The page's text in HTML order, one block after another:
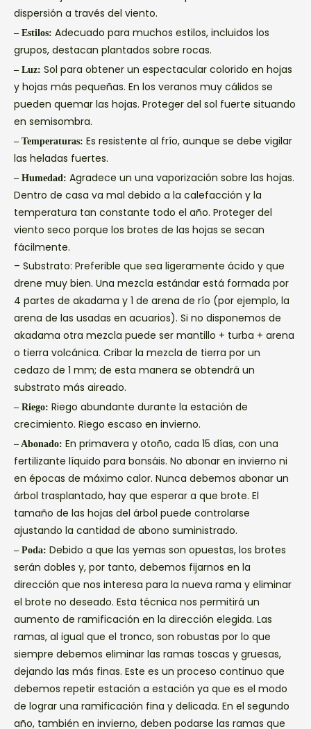
dispersión a través del viento.
– Estilos: Adecuado para muchos estilos, incluidos los
grupos, destacan plantados sobre rocas.
– Luz: Sol para obtener un espectacular colorido en hojas
y hojas más pequeñas. En los veranos muy cálidos se
pueden quemar las hojas. Proteger del sol fuerte situando
en semisombra.
– Temperaturas: Es resistente al frío, aunque se debe vigilar
las heladas fuertes.
– Humedad: Agradece un una vaporización sobre las hojas.
Dentro de casa va mal debido a la calefacción y la
temperatura tan constante todo el año. Proteger del
viento seco porque los brotes de las hojas se secan
fácilmente.
– Substrato: Preferible que sea ligeramente ácido y que
drene muy bien. Una mezcla estándar está formada por
4 partes de akadama y 1 de arena de río (por ejemplo, la
arena de las usadas en acuarios). Si no disponemos de
akadama otra mezcla puede ser mantillo + turba + arena
o tierra volcánica. Cribar la mezcla de tierra por un
cedazo de 1 mm; de esta manera se obtendrá un
substrato más aireado.
– Riego: Riego abundante durante la estación de
crecimiento. Riego escaso en invierno.
– Abonado: En primavera y otoño, cada 15 días, con una
fertilizante líquido para bonsáis. No abonar en invierno ni
en épocas de máximo calor. Nunca debemos abonar un
árbol trasplantado, hay que esperar a que brote. El
tamaño de las hojas del árbol puede controlarse
ajustando la cantidad de abono suministrado.
– Poda: Debido a que las yemas son opuestas, los brotes
serán dobles y, por tanto, debemos fijarnos en la
dirección que nos interesa para la nueva rama y eliminar
el brote no deseado. Esta técnica nos permitirá un
aumento de ramificación en la dirección elegida. Las
ramas, al igual que el tronco, son robustas por lo que
siempre debemos eliminar las ramas toscas y gruesas,
dejando las más finas. Este es un proceso continuo que
debemos repetir estación a estación ya que es el modo
de lograr una ramificación fina y delicada. En el segundo
año, también en invierno, deben podarse las ramas que